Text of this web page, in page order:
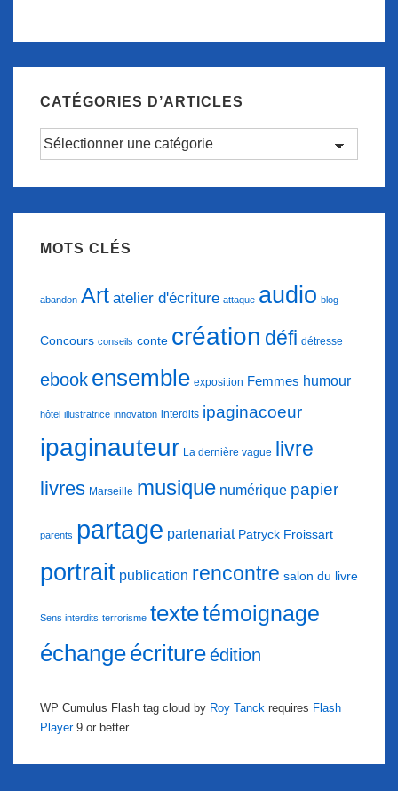
CATÉGORIES D’ARTICLES
Catégories
MOTS CLÉS
abandon Art atelier d'écriture attaque audio blog
Concours conseils conte création défi détresse
ebook ensemble exposition Femmes humour
hôtel illustratrice innovation interdits ipaginacoeur
ipaginauteur La dernière vague livre
livres Marseille musique numérique papier
parents partage partenariat Patryck Froissart
portrait publication rencontre salon du livre
Sens interdits terrorisme textetémoignage
échangeécritureédition
WP Cumulus Flash tag cloud by Roy Tanck requires Flash
Player9 or better.